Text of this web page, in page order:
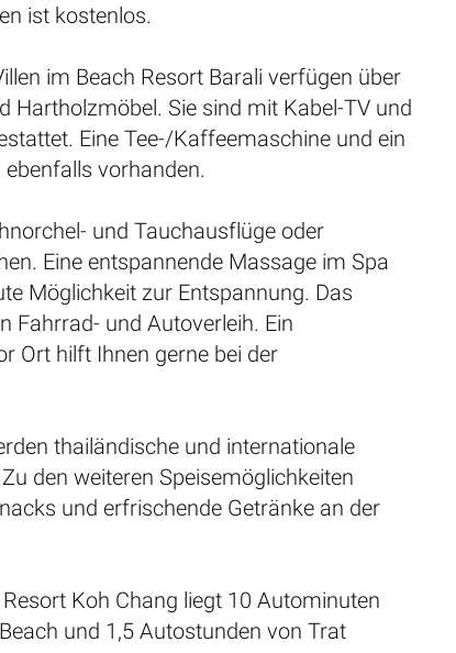
ist kostenlos.
im Beach Resort Barali verfügen über
Hartholzmöbel. Sie sind mit Kabel-TV und
Eine Tee-/Kaffeemaschine und ein
vorhanden.
und Tauchausflüge oder
Eine entspannende Massage im Spa
Möglichkeit zur Entspannung. Das
Fahrrad- und Autoverleih. Ein
Ort hilft Ihnen gerne bei der
thailändische und internationale
den weiteren Speisemöglichkeiten
und erfrischende Getränke an der
Koh Chang liegt 10 Autominuten
und 1,5 Autostunden von Trat